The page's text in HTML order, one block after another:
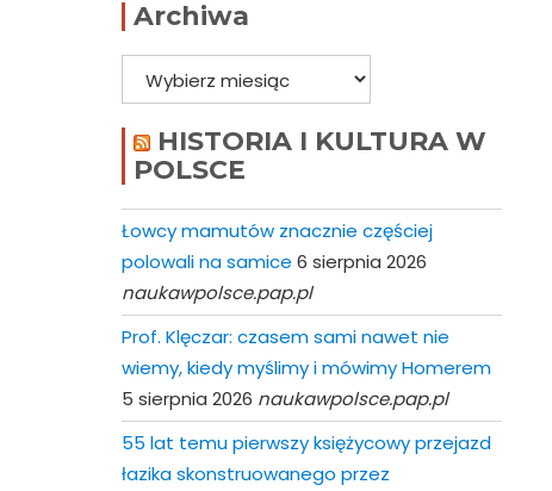
Archiwa
Archiwa
HISTORIA I KULTURA W
POLSCE
Łowcy mamutów znacznie częściej
polowali na samice 6 sierpnia 2026
naukawpolsce.pap.pl
Prof. Klęczar: czasem sami nawet nie
wiemy, kiedy myślimy i mówimy Homerem
5 sierpnia 2026 naukawpolsce.pap.pl
55 lat temu pierwszy księżycowy przejazd
łazika skonstruowanego przez